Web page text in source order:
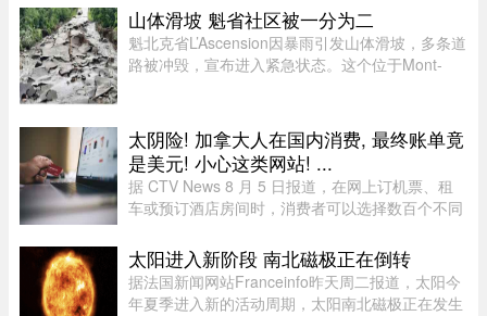
这3起未成年人死亡事件，并表示目前全部仍在调
查之中。 ...
山体滑坡 魁省社区被一分为二
魁北克省L’Ascension因暴雨引发山体滑坡，多条道
路被冲毁，宣布进入紧急状态。这个位于Mont-
至周一下午，降雨量超过1 ...
太阴险! 加拿大人在国内消费, 最终账单竟
是美元! 小心这类网站! ...
据 CTV News 8 月 5 日报道，在网上订机票、租
车或预订酒店房间时，消费者可以选择数百个不同
虽然有些旅游类网站是加拿大本地公司，但许多并
非如此，即使你要前往加拿 ...
太阳进入新阶段 南北磁极正在倒转
据法国新闻网站Franceinfo昨天周二报道，太阳今
年夏季进入新的活动周期，太阳南北磁极正在发生